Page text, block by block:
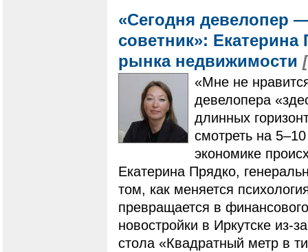
«Сегодня девелопер
советник»:
рынка недвижимости
«Мне не
девелопера
длинных
смотреть на
экономике
Екатерина Прядко,
том, как меняется
превращается в
новостройки в Иркутске из-
стола «Квадратный метр в